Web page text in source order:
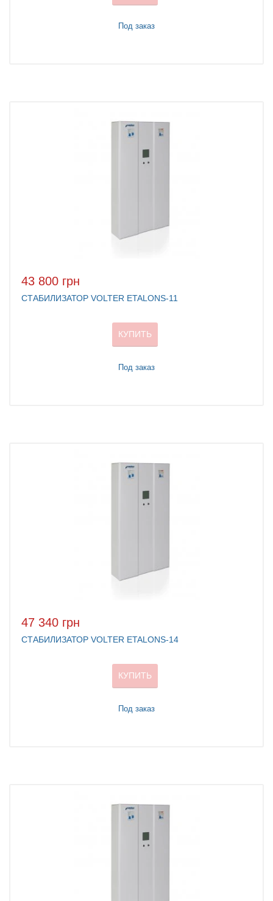
Под заказ
43 800 грн
СТАБИЛИЗАТОР VOLTER ETALONS-11
КУПИТЬ
Под заказ
47 340 грн
СТАБИЛИЗАТОР VOLTER ETALONS-14
КУПИТЬ
Под заказ